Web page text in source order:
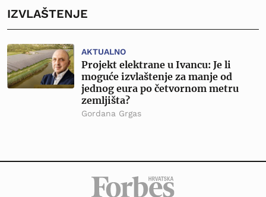
IZVLAŠTENJE
AKTUALNO
Projekt elektrane u Ivancu: Je li
moguće izvlaštenje za manje od
jednog eura po četvornom metru
zemljišta?
Gordana Grgas